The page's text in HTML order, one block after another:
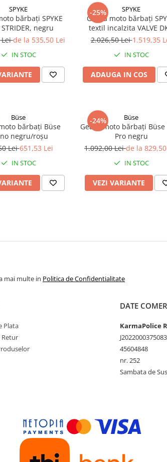
SPYKE
bărbați SPYKE
negru
Leide la 535,50 Lei
IN STOC
-25% SPYKE
Geacă moto bărbați
textil incalzita VALVE
HEAT (nu este inclus
2.026,50 Lei1.519,35
IN STOC
ADAUGA IN COS
Büse
bărbați Büse
negru/roșu
Lei651,53 Lei
IN STOC
-24% Büse
Geacă moto bărbați Büse
Pro negru
1.092,00 Leide la
IN STOC
VEZI VARIANTE
mai multe in Politica de Confidentialitate
Plata
Retur
DATE
KarmaPolice
J2022000375083
45604848
nr. 252
Sambata de